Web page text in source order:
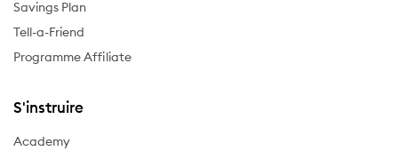
Savings Plan
Tell-a-Friend
Programme Affiliate
S'instruire
Academy